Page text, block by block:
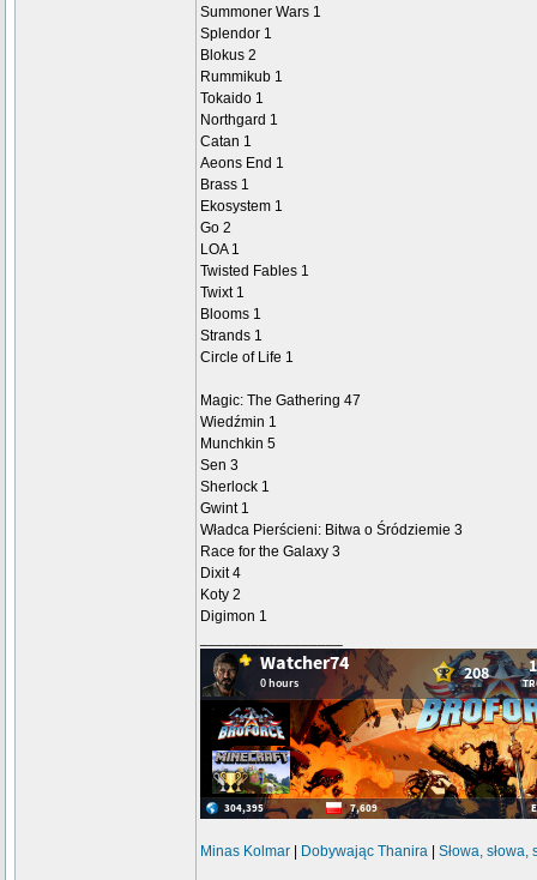
Summoner Wars 1
Splendor 1
Blokus 2
Rummikub 1
Tokaido 1
Northgard 1
Catan 1
Aeons End 1
Brass 1
Ekosystem 1
Go 2
LOA 1
Twisted Fables 1
Twixt 1
Blooms 1
Strands 1
Circle of Life 1
Magic: The Gathering 47
Wiedźmin 1
Munchkin 5
Sen 3
Sherlock 1
Gwint 1
Władca Pierścieni: Bitwa o Śródziemie 3
Race for the Galaxy 3
Dixit 4
Koty 2
Digimon 1
Minas Kolmar Dobywając Thanira Słowa, słowa,